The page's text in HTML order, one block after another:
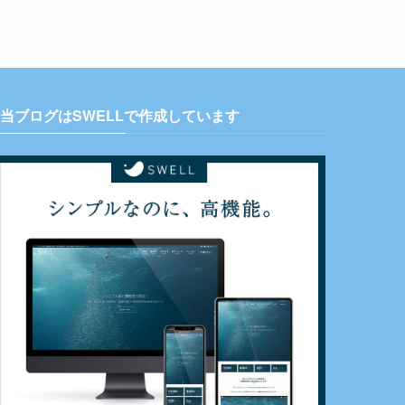
当ブログはSWELLで作成しています